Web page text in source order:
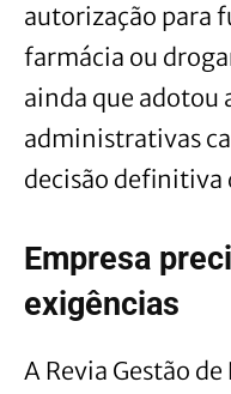
autorização para
farmácia ou
ainda que adotou
administrativas
decisão definitiva
Empresa
exigências
A Revia Gestão